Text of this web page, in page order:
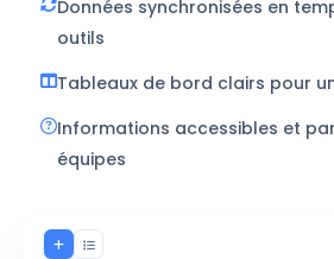
Données synchronisées en
outils
Tableaux de bord clairs pour
Informations accessibles et
équipes